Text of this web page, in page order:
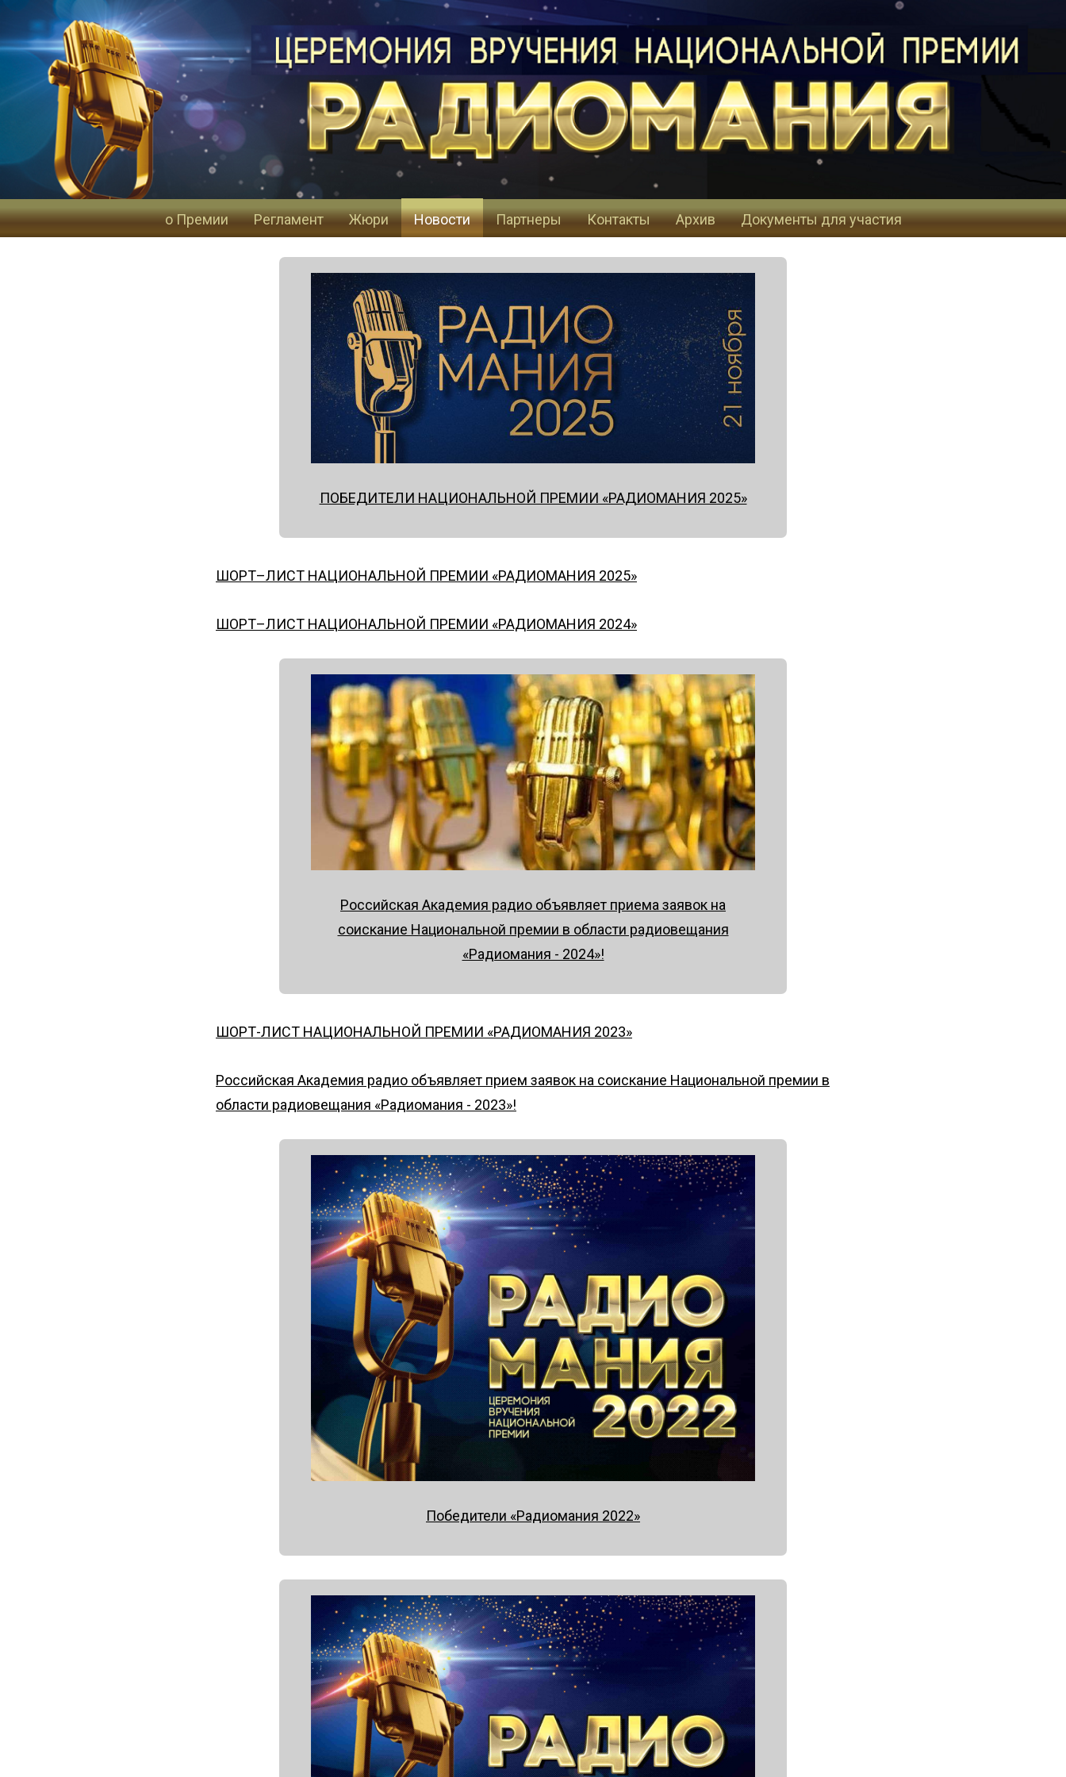
о Премии Регламент Жюри Новости Партнеры Контакты Архив Документы для участия
ПОБЕДИТЕЛИ НАЦИОНАЛЬНОЙ ПРЕМИИ «РАДИОМАНИЯ 2025»
ШОРТ–ЛИСТ НАЦИОНАЛЬНОЙ ПРЕМИИ «РАДИОМАНИЯ 2025»
ШОРТ–ЛИСТ НАЦИОНАЛЬНОЙ ПРЕМИИ «РАДИОМАНИЯ 2024»
Российская Академия радио объявляет приема заявок на
соискание Национальной премии в области радиовещания
«Радиомания - 2024»!
ШОРТ-ЛИСТ НАЦИОНАЛЬНОЙ ПРЕМИИ «РАДИОМАНИЯ 2023»
Российская Академия радио объявляет прием заявок на соискание Национальной премии в
области радиовещания «Радиомания - 2023»!
Победители «Радиомания 2022»